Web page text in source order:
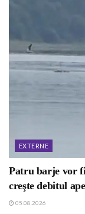
EXTERNE
Patru barje vor
creşte debitul
05.08.2026